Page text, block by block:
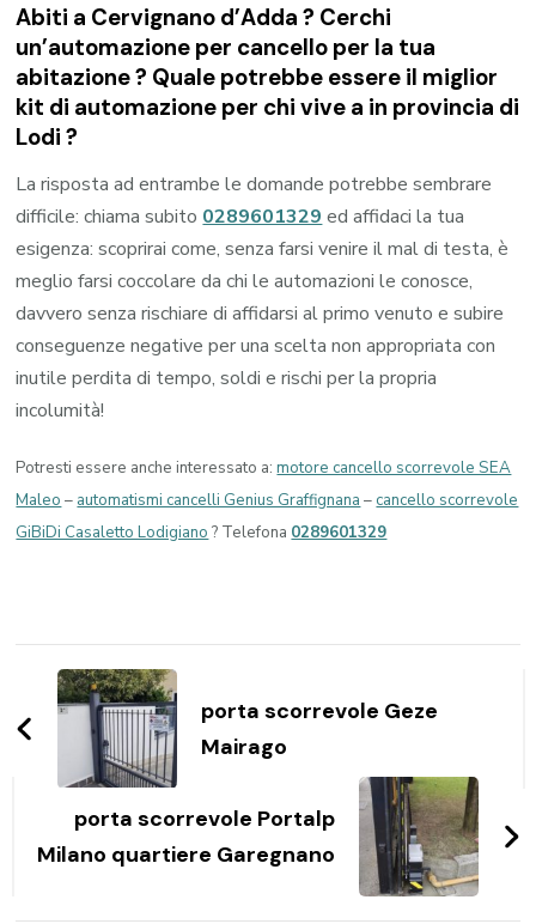
Abiti a Cervignano d’Adda ? Cerchi
un’automazione per cancello per la tua
abitazione ? Quale potrebbe essere il miglior
kit di automazione per chi vive a in provincia di
Lodi ?
La risposta ad entrambe le domande potrebbe sembrare
difficile: chiama subito 0289601329 ed affidaci la tua
esigenza: scoprirai come, senza farsi venire il mal di testa, è
meglio farsi coccolare da chi le automazioni le conosce,
davvero senza rischiare di affidarsi al primo venuto e subire
conseguenze negative per una scelta non appropriata con
inutile perdita di tempo, soldi e rischi per la propria
incolumità!
Potresti essere anche interessato a:motore cancello scorrevole SEA
Maleo – automatismi cancelli Genius Graffignana –cancello scorrevole
GiBiDi Casaletto Lodigiano ? Telefona 0289601329
Navigazione
articoli
porta scorrevole Geze
Mairago
porta scorrevole Portalp
Milano quartiere Garegnano